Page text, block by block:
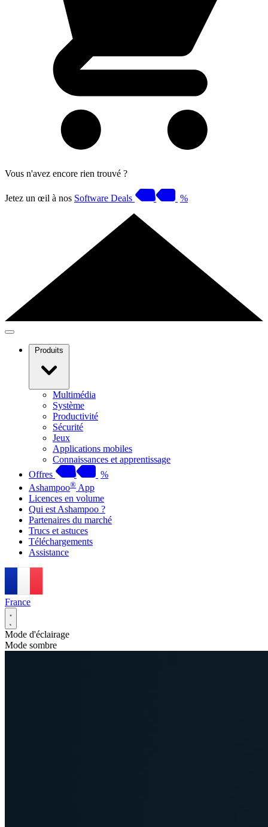
Vous n'avez encore rien trouvé ?
Jetez un œil à nos Software Deals %
Produits
Multimédia
Système
Productivité
Sécurité
Jeux
Applications mobiles
Connaissances et apprentissage
Offres
%
Ashampoo® App
Licences en volume
Qui est Ashampoo ?
Partenaires du marché
Trucs et astuces
Téléchargements
Assistance
France
Mode d'éclairage
Mode sombre